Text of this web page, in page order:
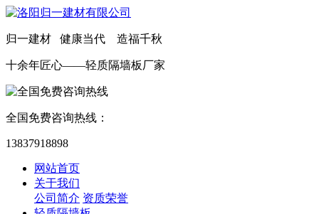
归一建材 健康当代 造福千秋
十余年匠心——轻质隔墙板厂家
全国免费咨询热线：
13837918898
网站首页
关于我们
公司简介 资质荣誉